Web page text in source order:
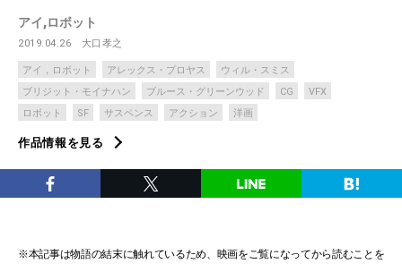
アイ,ロボット
2019.04.26 大口孝之
アイ，ロボット アレックス・プロヤス
ウィル・スミス
ブリジット・モイナハン
ブルース・グリーンウッド CG
VFX
ロボット
SF サスペンス アクション 洋画
作品情報を見る
※本記事は物語の結末に触れているため、映画をご覧になってから読むことを